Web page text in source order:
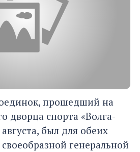
прошедший на
дворца спорта «Волга-
был для обеих
генеральной